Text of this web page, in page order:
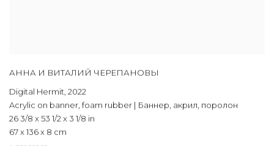
АННА И ВИТАЛИЙ ЧЕРЕПАНОВЫ
Digital Hermit, 2022
Acrylic on banner, foam rubber | Баннер, акрил, поролон
26 3/8 x 53 1/2 x 3 1/8 in
67 x 136 x 8 cm